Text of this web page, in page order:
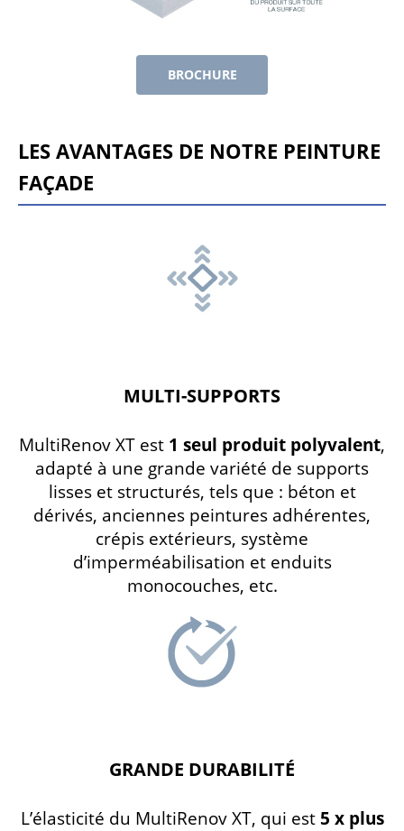
BROCHURE
LES AVANTAGES DE NOTRE PEINTURE
FAÇADE
MULTI-SUPPORTS
MultiRenov XT est 1 seul produit polyvalent,
adapté à une grande variété de supports
lisses et structurés, tels que : béton et
dérivés, anciennes peintures adhérentes,
crépis extérieurs, système
d’imperméabilisation et enduits
monocouches, etc.
GRANDE DURABILITÉ
L’élasticité du MultiRenov XT, qui est 5 x plus